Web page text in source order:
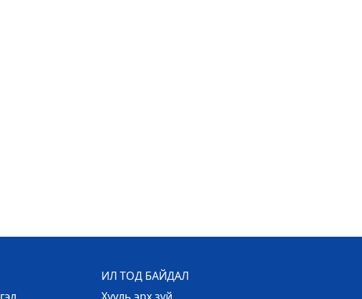
ИЛ ТОД БАЙДАЛ
Хууль эрх зүй